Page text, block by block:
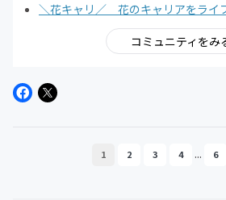
＼花キャリ／ 花のキャリアをライ
コミュニティをみ
1 2 3 4 ... 6